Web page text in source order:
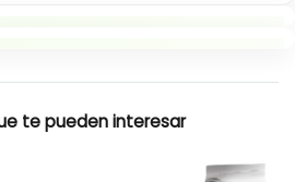
te pueden interesar